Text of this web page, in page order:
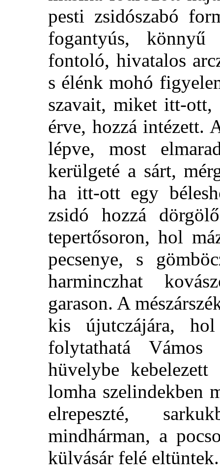
pesti zsidószabó
fogantyús,
fontoló, hivatalos
s élénk mohó
szavait, miket itt-ott,
érve, hozzá intézett.
lépve, most
kerülgeté a sárt,
ha itt-ott egy
zsidó hozzá
tepertősoron, hol
pecsenye, s
harminczhat
garason. A
kis újutczájára,
folytathatá Vámos
hüvelybe
lomha szelindekben
elrepeszté,
mindhárman, a
külvásár felé eltüntek.